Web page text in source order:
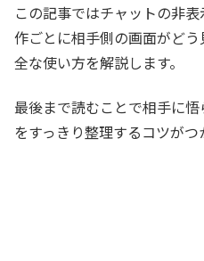
この記事ではチャットの非
作ごとに相手側の画面がど
全な使い方を解説します。
最後まで読むことで相手に
をすっきり整理するコツがつ